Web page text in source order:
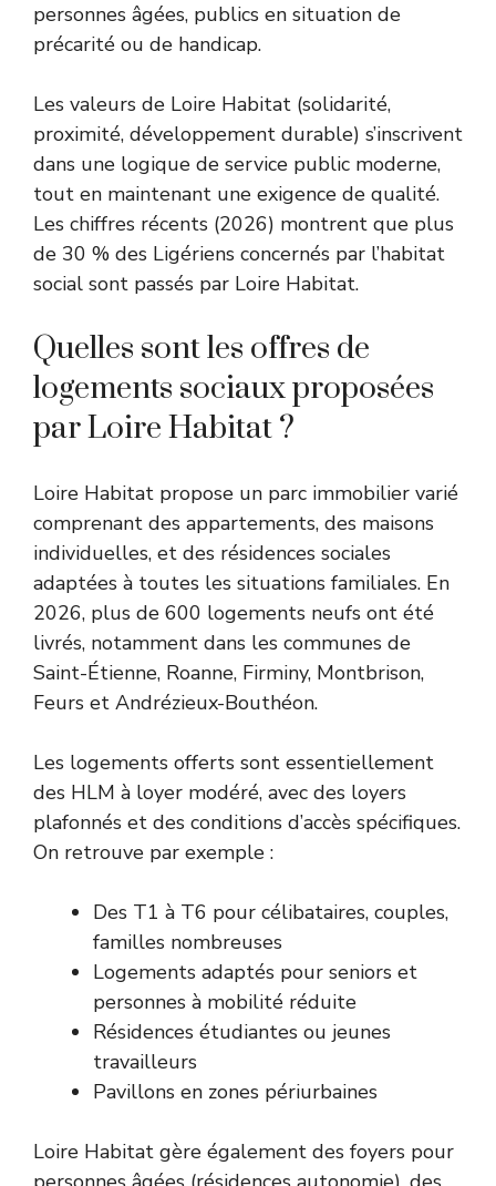
personnes âgées, publics en situation de
précarité ou de handicap.
Les valeurs de Loire Habitat (solidarité,
proximité, développement durable) s’inscrivent
dans une logique de service public moderne,
tout en maintenant une exigence de qualité.
Les chiffres récents (2026) montrent que plus
de 30 % des Ligériens concernés par l’habitat
social sont passés par Loire Habitat.
Quelles sont les offres de
logements sociaux proposées
par Loire Habitat ?
Loire Habitat propose un parc immobilier varié
comprenant des appartements, des maisons
individuelles, et des résidences sociales
adaptées à toutes les situations familiales. En
2026, plus de 600 logements neufs ont été
livrés, notamment dans les communes de
Saint-Étienne, Roanne, Firminy, Montbrison,
Feurs et Andrézieux-Bouthéon.
Les logements offerts sont essentiellement
des HLM à loyer modéré, avec des loyers
plafonnés et des conditions d’accès spécifiques.
On retrouve par exemple :
Des T1 à T6 pour célibataires, couples,
familles nombreuses
Logements adaptés pour seniors et
personnes à mobilité réduite
Résidences étudiantes ou jeunes
travailleurs
Pavillons en zones périurbaines
Loire Habitat gère également des foyers pour